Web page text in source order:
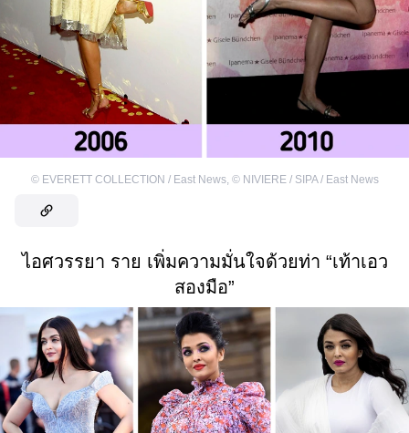
© EVERETT COLLECTION / East News, © NIVIERE / SIPA / East News
ไอศวรรยา ราย เพิ่มความมั่นใจด้วยท่า “เท้าเอว
สองมือ”